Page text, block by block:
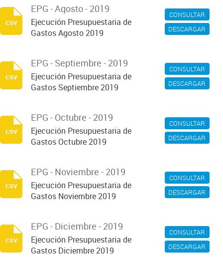
CONSULTAR
DESCARGAR
EPG - Agosto - 2019
Ejecución Presupuestaria de
Gastos Agosto 2019
csv
CONSULTAR
DESCARGAR
EPG - Septiembre - 2019
Ejecución Presupuestaria de
Gastos Septiembre 2019
csv
CONSULTAR
DESCARGAR
EPG - Octubre - 2019
Ejecución Presupuestaria de
Gastos Octubre 2019
csv
CONSULTAR
DESCARGAR
EPG - Noviembre - 2019
Ejecución Presupuestaria de
Gastos Noviembre 2019
csv
CONSULTAR
DESCARGAR
EPG - Diciembre - 2019
Ejecución Presupuestaria de
Gastos Diciembre 2019
csv